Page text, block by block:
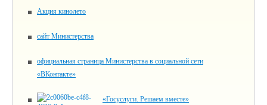
Акция кинолето
сайт Министерства
официальная страница Министерства в социальной сети
«ВКонтакте»
«Госуслуги. Решаем вместе»